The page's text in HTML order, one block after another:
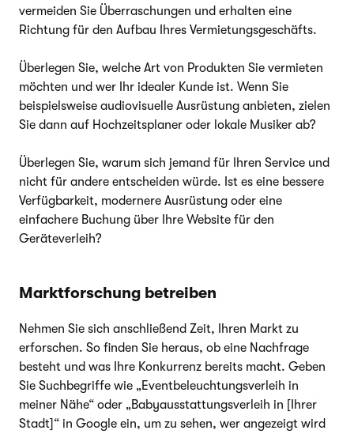
vermeiden Sie Überraschungen und erhalten eine
Richtung für den Aufbau Ihres Vermietungsgeschäfts.
Überlegen Sie, welche Art von Produkten Sie vermieten
möchten und wer Ihr idealer Kunde ist. Wenn Sie
beispielsweise audiovisuelle Ausrüstung anbieten, zielen
Sie dann auf Hochzeitsplaner oder lokale Musiker ab?
Überlegen Sie, warum sich jemand für Ihren Service und
nicht für andere entscheiden würde. Ist es eine bessere
Verfügbarkeit, modernere Ausrüstung oder eine
einfachere Buchung über Ihre Website für den
Geräteverleih?
Marktforschung betreiben
Nehmen Sie sich anschließend Zeit, Ihren Markt zu
erforschen. So finden Sie heraus, ob eine Nachfrage
besteht und was Ihre Konkurrenz bereits macht. Geben
Sie Suchbegriffe wie „Eventbeleuchtungsverleih in
meiner Nähe“ oder „Babyausstattungsverleih in [Ihrer
Stadt]“ in Google ein, um zu sehen, wer angezeigt wird